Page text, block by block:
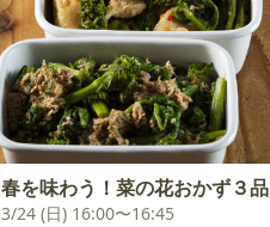
春を味わう！菜の花おかず３品
3/24 (日) 16:00〜16:45